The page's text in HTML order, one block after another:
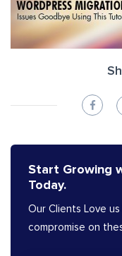
Start Growing
Today.
Our Clients Love
compromise on